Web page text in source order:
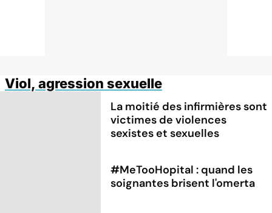
Viol, agression sexuelle
La moitié des infirmières sont
victimes de violences
sexistes et sexuelles
#MeTooHopital : quand les
soignantes brisent l'omerta